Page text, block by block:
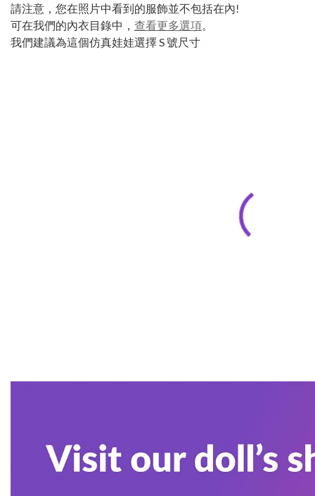
請注意，您在照片中看到的服飾並不包括在內!
可在我們的內衣目錄中， 查看更多選項
我們建議為這個仿真娃娃選擇 S 號尺寸